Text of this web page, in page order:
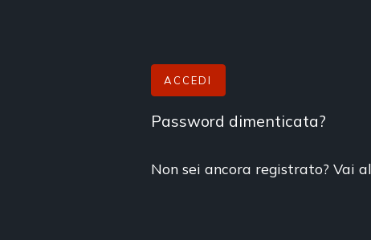
ACCEDI
Password dimenticata?
Non sei ancora registrato? Vai